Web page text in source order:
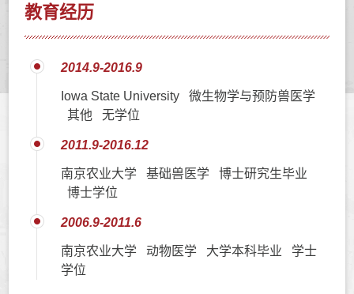
教育经历
2014.9-2016.9
Iowa State University 微生物学与预防兽医学
其他 无学位
2011.9-2016.12
南京农业大学 基础兽医学 博士研究生毕业
博士学位
2006.9-2011.6
南京农业大学 动物医学 大学本科毕业 学士
学位